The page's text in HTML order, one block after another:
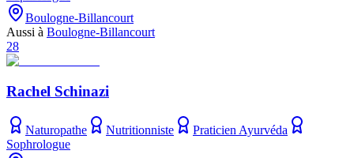
Boulogne-Billancourt
Aussi à Boulogne-Billancourt
28
Rachel Schinazi
Naturopathe Nutritionniste
Praticien Ayurvéda
Sophrologue